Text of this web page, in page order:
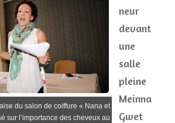
du salon de coiffure « Nana et
sur l’importance des cheveux au
neur
devant
une
salle
pleine
Meinna
Gwet